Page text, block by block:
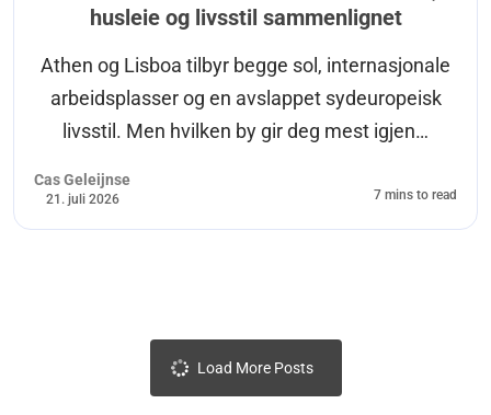
husleie og livsstil sammenlignet
Athen og Lisboa tilbyr begge sol, internasjonale
arbeidsplasser og en avslappet sydeuropeisk
livsstil. Men hvilken by gir deg mest igjen…
Cas Geleijnse
21. juli 2026 7 mins to read
Load More Posts